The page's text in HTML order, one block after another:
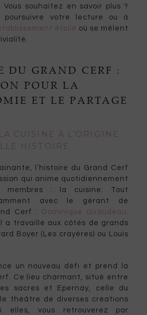
Vous souhaitez en savoir plus ?
poursuivre votre lecture ou à
étoilé où se mêlent
DU GRAND CERF :
POUR LA
ET LE PARTAGE
CUISINE À L’ORIGINE
HISTOIRE
l’histoire du Grand Cerf
qui anime quotidiennement
membres : la cuisine. Tout
avec le gérant de
Cerf :
Dominique Giraudeau .
a travaillé aux côtés de grands
Boyer (Les crayères) ou Louis
un nouveau défi et prend la
Ce lieu charmant, situé entre
sacres et Epernay, celle du
théâtre de diverses créations
elles, vous retrouverez par